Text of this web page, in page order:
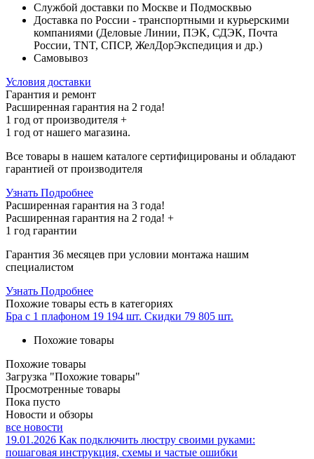
Службой доставки по Москве и Подмосквью
Доставка по России - транспортными и курьерскими
компаниями (Деловые Линии, ПЭК, СДЭК, Почта
России, TNT, СПСР, ЖелДорЭкспедиция и др.)
Самовывоз
Условия доставки
Гарантия и ремонт
Расширенная гарантия на 2 года!
1 год от производителя +
1 год от нашего магазина.
Все товары в нашем каталоге сертифицированы и обладают
гарантией от производителя
Узнать Подробнее
Расширенная гарантия на 3 года!
Расширенная гарантия на 2 года! +
1 год гарантии
Гарантия 36 месяцев при условии монтажа нашим
специалистом
Узнать Подробнее
Похожие товары есть в категориях
Бра с 1 плафоном 19 194 шт. Скидки 79 805 шт.
Похожие товары
Похожие товары
Загрузка "Похожие товары"
Просмотренные товары
Пока пусто
Новости и обзоры
все новости
19.01.2026 Как подключить люстру своими руками:
пошаговая инструкция, схемы и частые ошибки